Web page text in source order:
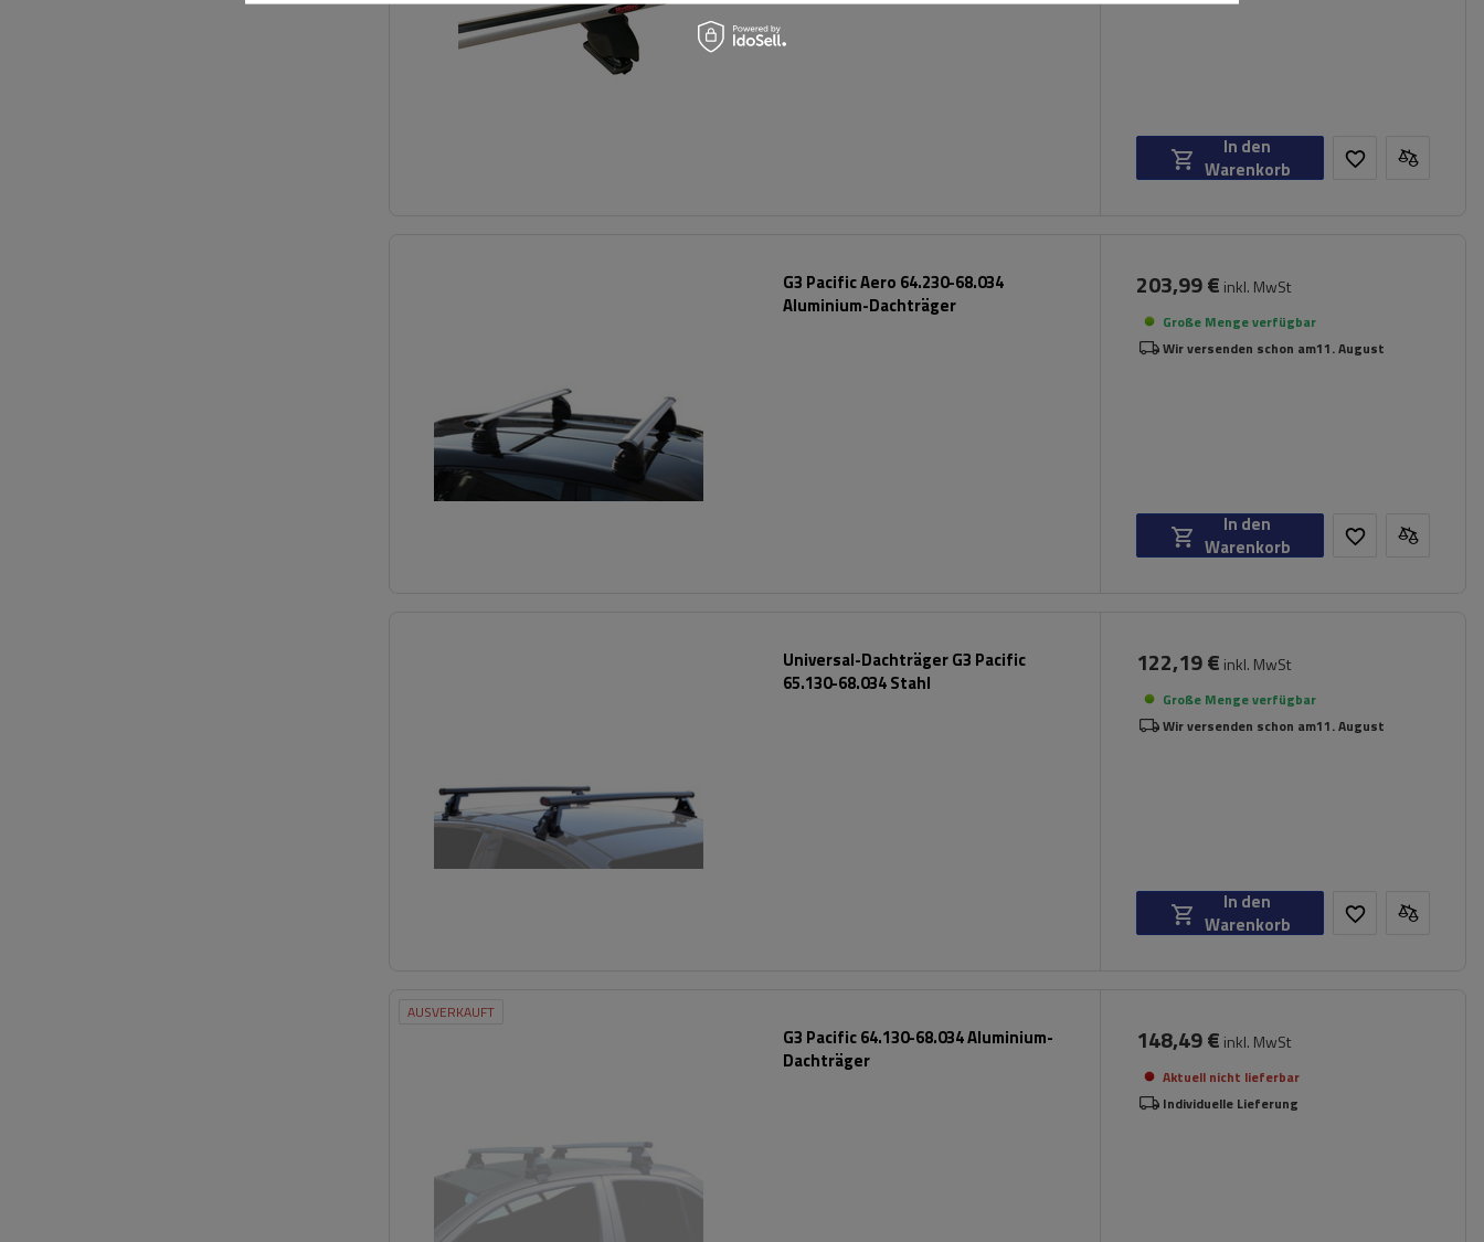
In den
Warenkorb
G3 Pacific Aero 64.230-68.034
Aluminium-Dachträger
203,99 € inkl. MwSt
Große Menge verfügbar
Wir versenden schon am11. August
In den
Warenkorb
Universal-Dachträger G3 Pacific
65.130-68.034 Stahl
122,19 € inkl. MwSt
Große Menge verfügbar
Wir versenden schon am11. August
In den
Warenkorb
AUSVERKAUFT
G3 Pacific 64.130-68.034 Aluminium-
Dachträger
148,49 € inkl. MwSt
Aktuell nicht lieferbar
Individuelle Lieferung